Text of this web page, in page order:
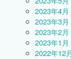
2023年4月
2023年3月
2023年2月
2023年1月
2022年12月